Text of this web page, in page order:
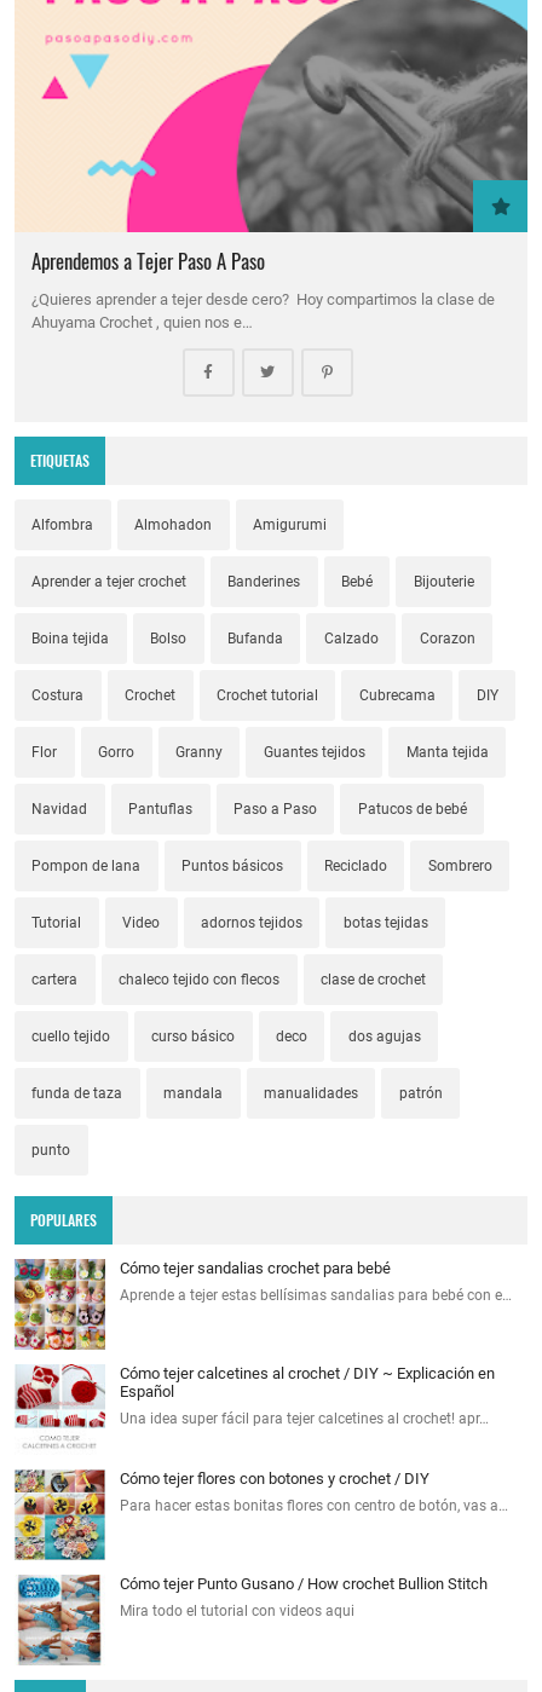
Aprendemos a Tejer Paso A Paso
¿Quieres aprender a tejer desde cero? Hoy compartimos la clase de
Ahuyama Crochet , quien nos e…
ETIQUETAS
Alfombra Almohadon Amigurumi
Aprender a tejer crochet Banderines Bebé Bijouterie
Boina tejida Bolso Bufanda Calzado Corazon
Costura Crochet Crochet tutorial Cubrecama DIY
Flor Gorro Granny Guantes tejidos Manta tejida
Navidad Pantuflas Paso a Paso Patucos de bebé
Pompon de lana Puntos básicos Reciclado Sombrero
Tutorial Video adornos tejidos botas tejidas
cartera chaleco tejido con flecos clase de crochet
cuello tejido curso básico deco dos agujas
funda de taza mandala manualidades patrón
punto
POPULARES
Cómo tejer sandalias crochet para bebé
Aprende a tejer estas bellísimas sandalias para bebé con e…
Cómo tejer calcetines al crochet / DIY ~ Explicación en
Español
Una idea super fácil para tejer calcetines al crochet! apr…
Cómo tejer flores con botones y crochet / DIY
Para hacer estas bonitas flores con centro de botón, vas a…
Cómo tejer Punto Gusano / How crochet Bullion Stitch
Mira todo el tutorial con videos aqui